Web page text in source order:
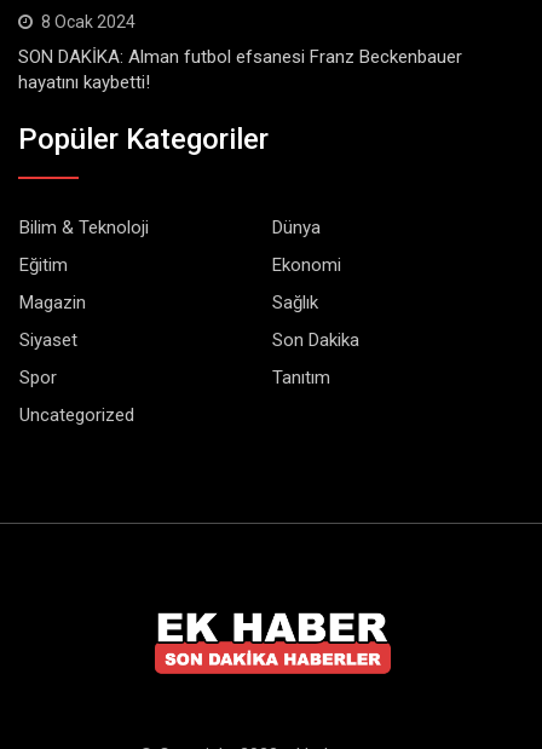
8 Ocak 2024
SON DAKİKA: Alman futbol efsanesi Franz Beckenbauer
hayatını kaybetti!
Popüler Kategoriler
Bilim & Teknoloji
Dünya
Eğitim
Ekonomi
Magazin
Sağlık
Siyaset
Son Dakika
Spor
Tanıtım
Uncategorized